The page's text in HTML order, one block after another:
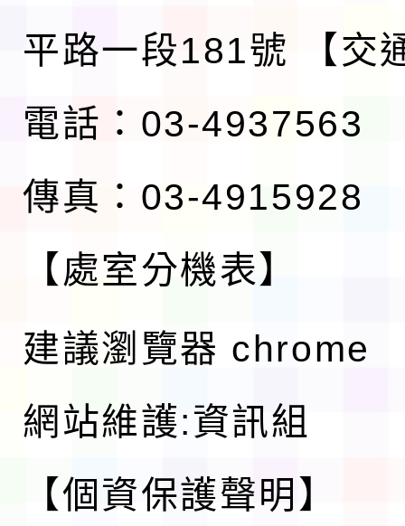
平路一段181號
【交
電話：03-4937563
傳真：03-4915928
【處室分機表】
建議瀏覽器 chrome
網站維護:資訊組
【個資保護聲明】